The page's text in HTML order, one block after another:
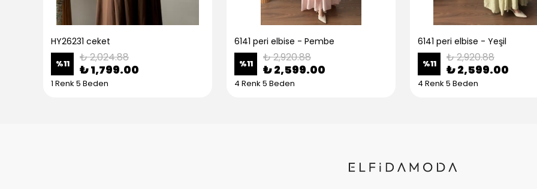
HY26231 ceket
%11 ₺ 2,024.88
₺ 1,799.00
1 Renk 5 Beden
6141 peri elbise - Pembe
%11 ₺ 2,920.88
₺ 2,599.00
4 Renk 5 Beden
6141 peri elbise - Yeşil
%11 ₺ 2,920.88
₺ 2,599.00
4 Renk 5 Beden